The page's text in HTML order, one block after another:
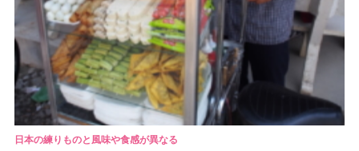
日本の練りものと風味や食感が異なる